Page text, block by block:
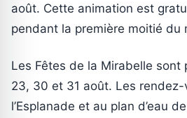
août. Cette animation est
pendant la première moitié du
Les Fêtes de la Mirabelle sont
23, 30 et 31 août. Les
l’Esplanade et au plan d’eau